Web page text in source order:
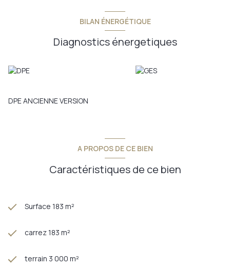
Idéale pour une famille grâce au bus scolaire à 2 pas de la
Beaucoup d'atouts pour cette maison en parfait état
Annonce proposée par un agent commercial
BILAN ÉNERGÉTIQUE
Diagnostics énergetiques
DPE ANCIENNE VERSION
A PROPOS DE CE BIEN
Caractéristiques de ce bien
Surface 183 m²
carrez 183 m²
terrain 3 000 m²